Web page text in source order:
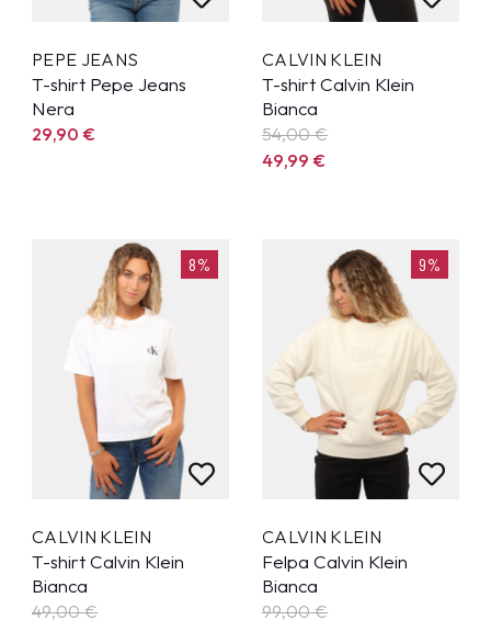
PEPE JEANS
T-shirt Pepe Jeans
Nera
29,90€
CALVIN KLEIN
T-shirt Calvin Klein
Bianca
54,00 €
49,99€
8%
CALVIN KLEIN
T-shirt Calvin Klein
Bianca
49,00 €
9%
CALVIN KLEIN
Felpa Calvin Klein
Bianca
99,00 €